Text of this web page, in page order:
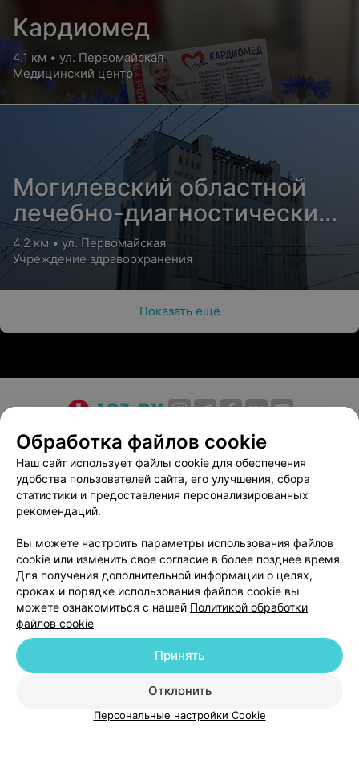
Кардиомед
4.1 км • ул. Первомайская
Медицинский центр
Могилевский областной
лечебно-диагностический
центр
4.2 км • ул. Первомайская
Учреждение здравоохранения
Показать ещё
О проекте Новости проекта
Размещение рекламы
Медицинский маркетинг
Публичный договор
Пользовательское соглашение
Способы оплаты
Вакансии
Партнеры
Написать в поддержку
Персональные настройки cookie
Обработка персональных данных
г. Минск, улица Толбухина, 2, пом. 16 | help@103.by
ВЫ ВЛАДЕЛЕЦ?
Обработка файлов cookie
Наш сайт использует файлы cookie для обеспечения
удобства пользователей сайта, его улучшения, сбора
статистики и предоставления персонализированных
рекомендаций.
Вы можете настроить параметры использования файлов
cookie или изменить свое согласие в более позднее время.
Для получения дополнительной информации о целях,
сроках и порядке использования файлов cookie вы
можете ознакомиться с нашей Политикой обработки
файлов cookie
Отклонить
Принять
Персональные настройки Cookie